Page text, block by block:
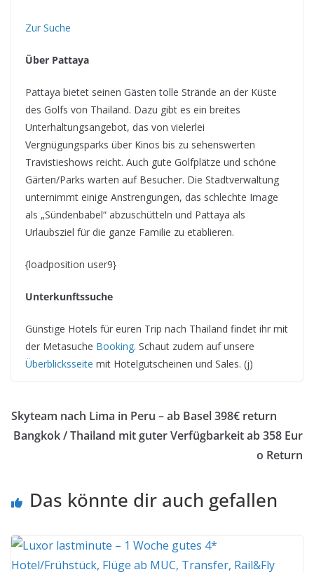
Zur Suche
Über Pattaya
Pattaya bietet seinen Gästen tolle Strände an der Küste
des Golfs von Thailand. Dazu gibt es ein breites
Unterhaltungsangebot, das von vielerlei
Vergnügungsparks über Kinos bis zu sehenswerten
Travistieshows reicht. Auch gute Golfplätze und schöne
Gärten/Parks warten auf Besucher. Die Stadtverwaltung
unternimmt einige Anstrengungen, das schlechte Image
als „Sündenbabel“ abzuschütteln und Pattaya als
Urlaubsziel für die ganze Familie zu etablieren.
{loadposition user9}
Unterkunftssuche
Günstige Hotels für euren Trip nach Thailand findet ihr mit
der Metasuche Booking. Schaut zudem auf unsere
Überblicksseite mit Hotelgutscheinen und Sales. (j)
Skyteam nach Lima in Peru – ab Basel 398€ return
Bangkok / Thailand mit guter Verfügbarkeit ab 358 Eur
o Return
Das könnte dir auch gefallen